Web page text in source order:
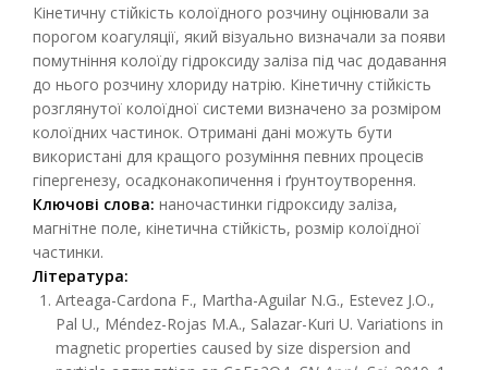
Кінетичну стійкість колоїдного розчину оцінювали за
порогом коагуляції, який візуально визначали за появи
помутніння колоїду гідроксиду заліза під час додавання
до нього розчину хлориду натрію. Кінетичну стійкість
розглянутої колоїдної системи визначено за розміром
колоїдних частинок. Отримані дані можуть бути
використані для кращого розуміння певних процесів
гіпергенезу, осадконакопичення і ґрунтоутворення.
Ключові слова: наночастинки гідроксиду заліза,
магнітне поле, кінетична стійкість, розмір колоїдної
частинки.
Література:
Arteaga-Cardona F., Martha-Aguilar N.G., Estevez J.O.,
Pal U., Méndez-Rojas M.A., Salazar-Kuri U. Variations in
magnetic properties caused by size dispersion and